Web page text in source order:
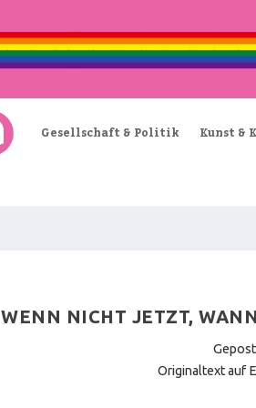
Gesellschaft & Politik Kunst &
WENN NICHT JETZT,
Originaltext auf